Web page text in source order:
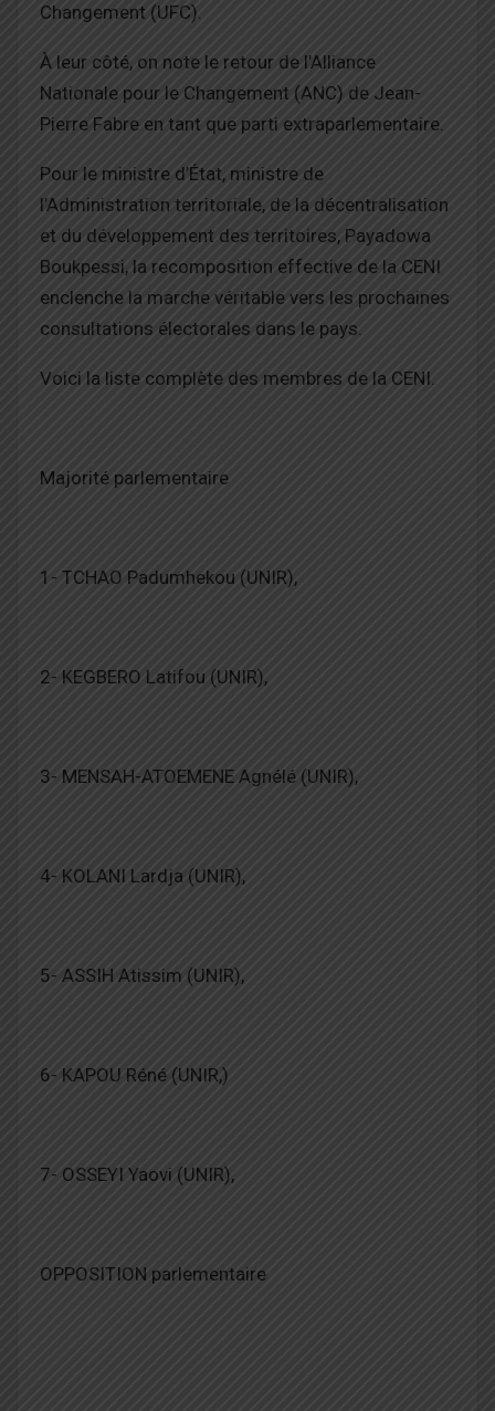
Changement (UFC).
À leur côté, on note le retour de l’Alliance
Nationale pour le Changement (ANC) de Jean-
Pierre Fabre en tant que parti extraparlementaire.
Pour le ministre d’État, ministre de
l’Administration territoriale, de la décentralisation
et du développement des territoires, Payadowa
Boukpessi, la recomposition effective de la CENI
enclenche la marche véritable vers les prochaines
consultations électorales dans le pays.
Voici la liste complète des membres de la CENI.
Majorité parlementaire
1- TCHAO Padumhekou (UNIR),
2- KEGBERO Latifou (UNIR),
3- MENSAH-ATOEMENE Agnélé (UNIR),
4- KOLANI Lardja (UNIR),
5- ASSIH Atissim (UNIR),
6- KAPOU Réné (UNIR,)
7- OSSEYI Yaovi (UNIR),
OPPOSITION parlementaire